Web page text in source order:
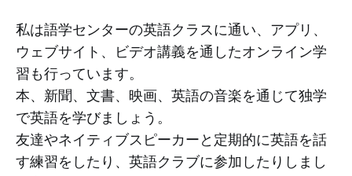
私は語学センターの英語クラスに通い、アプリ、
ウェブサイト、ビデオ講義を通したオンライン学
習も行っています。
本、新聞、文書、映画、英語の音楽を通じて独学
で英語を学びましょう。
友達やネイティブスピーカーと定期的に英語を話
す練習をしたり、英語クラブに参加したりしまし